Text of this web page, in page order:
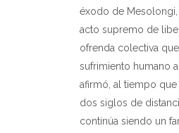
éxodo de Mesolongi,
acto supremo de
ofrenda colectiva
sufrimiento humano
afirmó, al tiempo que
dos siglos de
continúa siendo un